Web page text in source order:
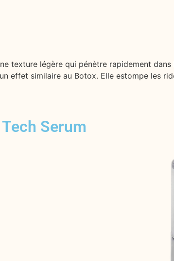
texture légère qui pénètre rapidement
effet similaire au Botox. Elle estompe les
Serum